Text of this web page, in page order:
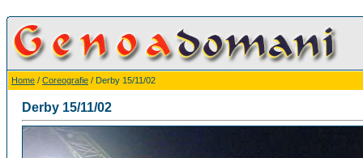
Home / Coreografie / Derby 15/11/02
Derby 15/11/02